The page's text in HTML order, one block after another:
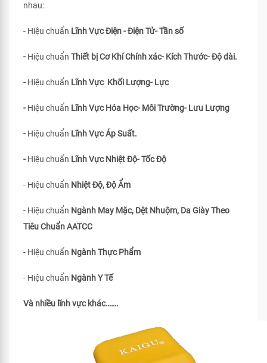
nhau:
- Hiệu chuẩn Lĩnh Vực Điện - Điện Tử- Tần số
-Hiệu chuẩn Thiết bị Cơ Khí Chính xác- Kích Thước- Độ dài.
-Hiệu chuẩn Lĩnh Vực Khối Lượng- Lực
-Hiệu chuẩn Lĩnh Vực Hóa Học- Môi Trường- Lưu Lượng
-Hiệu chuẩn Lĩnh Vực Áp Suất.
-Hiệu chuẩn Lĩnh Vực Nhiệt Độ- Tốc Độ
- Hiệu chuẩn Nhiệt Độ, Độ Ẩm
- Hiệu chuẩn Ngành May Mặc, Dệt Nhuộm, Da Giày Theo
Tiêu ChuẩnAATCC
- Hiệu chuẩn Ngành Thực Phẩm
- Hiệu chuẩn Ngành Y Tế
Và nhiều lĩnh vực khác…….